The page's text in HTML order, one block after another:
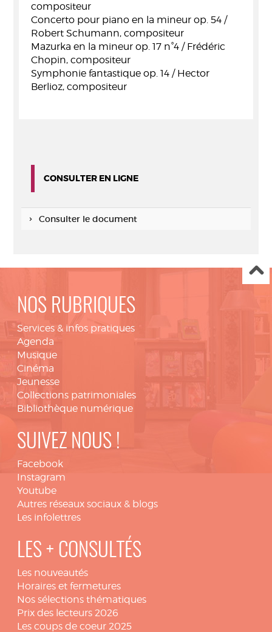
compositeur
Concerto pour piano en la mineur op. 54 /
Robert Schumann, compositeur
Mazurka en la mineur op. 17 n°4 / Frédéric
Chopin, compositeur
Symphonie fantastique op. 14 / Hector
Berlioz, compositeur
CONSULTER EN LIGNE
Consulter le document
NOS RUBRIQUES
Services & infos pratiques
Agenda
Musique
Cinéma
Jeunesse
Collections patrimoniales
Bibliothèque numérique
SUIVEZ NOUS !
Facebook
Instagram
Youtube
Autres réseaux sociaux & blogs
Les infolettres
LES + CONSULTÉS
Les nouveautés
Horaires et fermetures
Nos sélections thématiques
Prix des lecteurs 2026
Les coups de coeur 2025